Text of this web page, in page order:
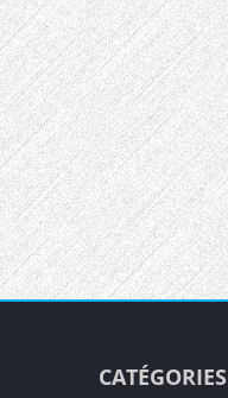
CATÉGORIES